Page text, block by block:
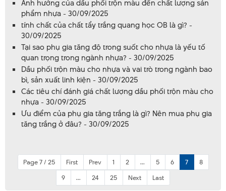
Ảnh hưởng của dầu phối trộn màu đến chất lượng sản
phẩm nhựa - 30/09/2025
tính chất của chất tẩy trắng quang học OB là gì? -
30/09/2025
Tại sao phụ gia tăng độ trong suốt cho nhựa là yếu tố
quan trọng trong ngành nhựa? - 30/09/2025
Dầu phối trộn màu cho nhựa và vai trò trong ngành bao
bì, sản xuất linh kiện - 30/09/2025
Các tiêu chí đánh giá chất lượng dầu phối trộn màu cho
nhựa - 30/09/2025
Ưu điểm của phụ gia tăng trắng là gì? Nên mua phụ gia
tăng trắng ở đâu? - 30/09/2025
Page 7 / 25 First Prev 1 2 ... 5 6 7
8
9
... 24 25 Next Last